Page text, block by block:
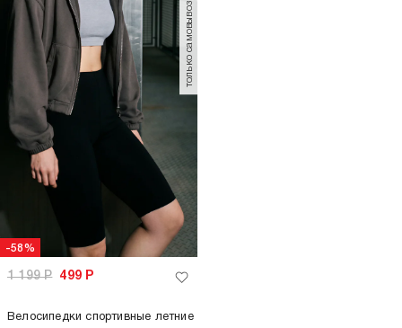
-58%
только самовывоз
1 199Р 499 Р
Велосипедки спортивные летние